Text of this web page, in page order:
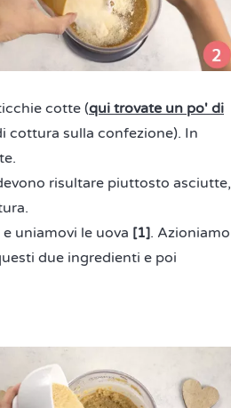
cotte (qui trovate un po' di
cottura sulla confezione). In
risultare piuttosto asciutte,
uniamovi le uova [1]. Azioniamo
due ingredienti e poi